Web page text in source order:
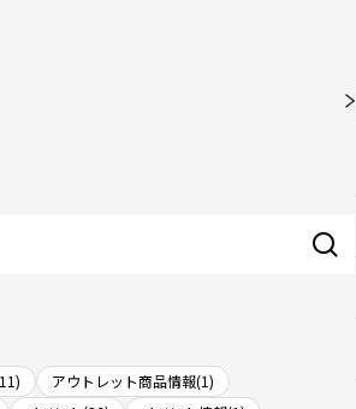
アウトレット商品情報(1)